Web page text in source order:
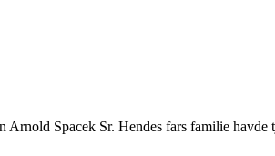
Spacek Sr. Hendes fars familie havde